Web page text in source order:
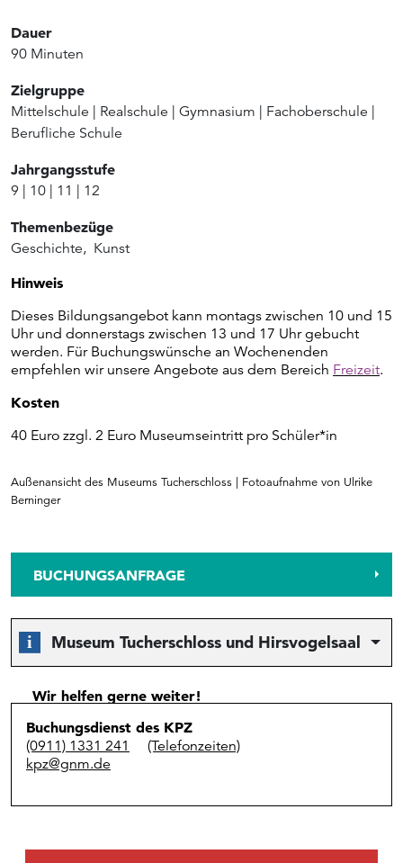
Dauer
90 Minuten
Zielgruppe
Mittelschule
Realschule Gymnasium Fachoberschule
Berufliche Schule
Jahrgangsstufe
9
10 11
12
Themenbezüge
Geschichte, Kunst
Hinweis
Dieses Bildungsangebot kann montags zwischen 10 und 15
Uhr und donnerstags zwischen 13 und 17 Uhr gebucht
werden. Für Buchungswünsche an Wochenenden
empfehlen wir unsere Angebote aus dem Bereich Freizeit.
Kosten
40 Euro zzgl. 2 Euro Museumseintritt pro Schüler*in
Außenansicht des Museums Tucherschloss | Fotoaufnahme von Ulrike
Berninger
BUCHUNGSANFRAGE
Museum Tucherschloss und Hirsvogelsaal
Wir helfen gerne weiter!
Buchungsdienst des KPZ
(0911) 1331 241
(Telefonzeiten)
kpz@gnm.de